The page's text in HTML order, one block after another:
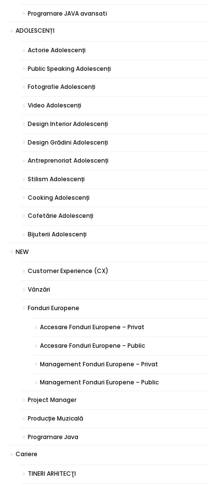
Programare JAVA avansati
ADOLESCENȚI
Actorie Adolescenți
Public Speaking Adolescenți
Fotografie Adolescenți
Video Adolescenți
Design Interior Adolescenți
Design Grădini Adolescenți
Antreprenoriat Adolescenți
Stilism Adolescenți
Cooking Adolescenți
Cofetărie Adolescenți
Bijuterii Adolescenți
NEW
Customer Experience (CX)
Vânzări
Fonduri Europene
Accesare Fonduri Europene – Privat
Accesare Fonduri Europene – Public
Management Fonduri Europene – Privat
Management Fonduri Europene – Public
Project Manager
Producție Muzicală
Programare Java
Cariere
TINERI ARHITECŢI